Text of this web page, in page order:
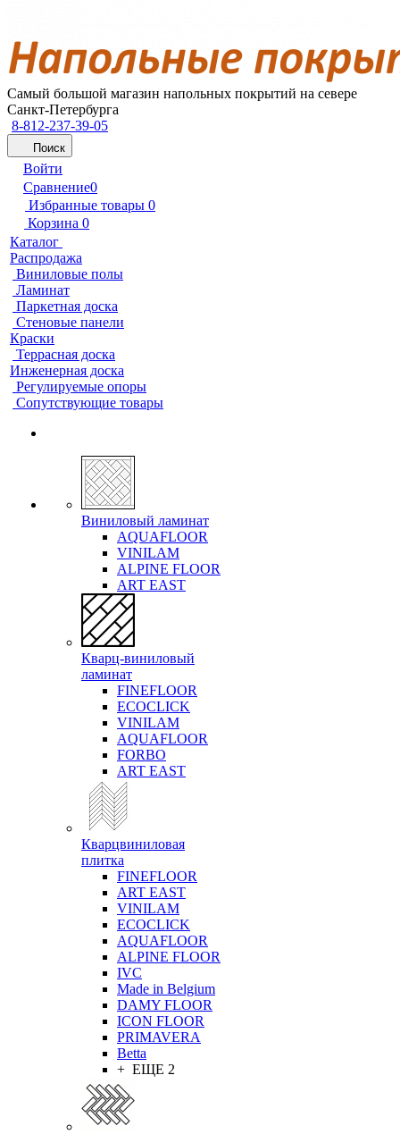
Самый большой магазин напольных покрытий на севере
Санкт-Петербурга
8-812-237-39-05
Поиск
Войти
Сравнение0
Избранные товары 0
Корзина 0
Каталог
Распродажа
Виниловые полы
Ламинат
Паркетная доска
Стеновые панели
Краски
Террасная доска
Инженерная доска
Регулируемые опоры
Сопутствующие товары
Виниловый ламинат
AQUAFLOOR
VINILAM
ALPINE FLOOR
ART EAST
Кварц-виниловый
ламинат
FINEFLOOR
ECOCLICK
VINILAM
AQUAFLOOR
FORBO
ART EAST
Кварцвиниловая
плитка
FINEFLOOR
ART EAST
VINILAM
ECOCLICK
AQUAFLOOR
ALPINE FLOOR
IVC
Made in Belgium
DAMY FLOOR
ICON FLOOR
PRIMAVERA
Betta
+ ЕЩЕ 2